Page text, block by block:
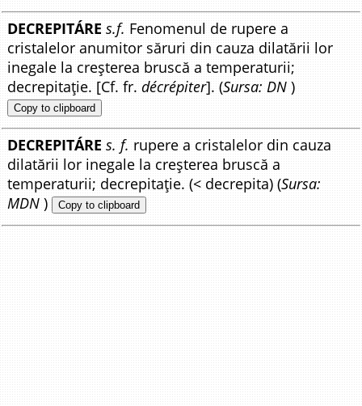
DECREPITÁRE s.f. Fenomenul de rupere a
cristalelor anumitor săruri din cauza dilatării lor
inegale la creșterea bruscă a temperaturii;
decrepitație. [Cf. fr.décrépiter]. (Sursa: DN )
Copy to clipboard
DECREPITÁRE s. f. rupere a cristalelor din cauza
dilatării lor inegale la creșterea bruscă a
temperaturii; decrepitație. (< decrepita) (Sursa:
MDN ) Copy to clipboard